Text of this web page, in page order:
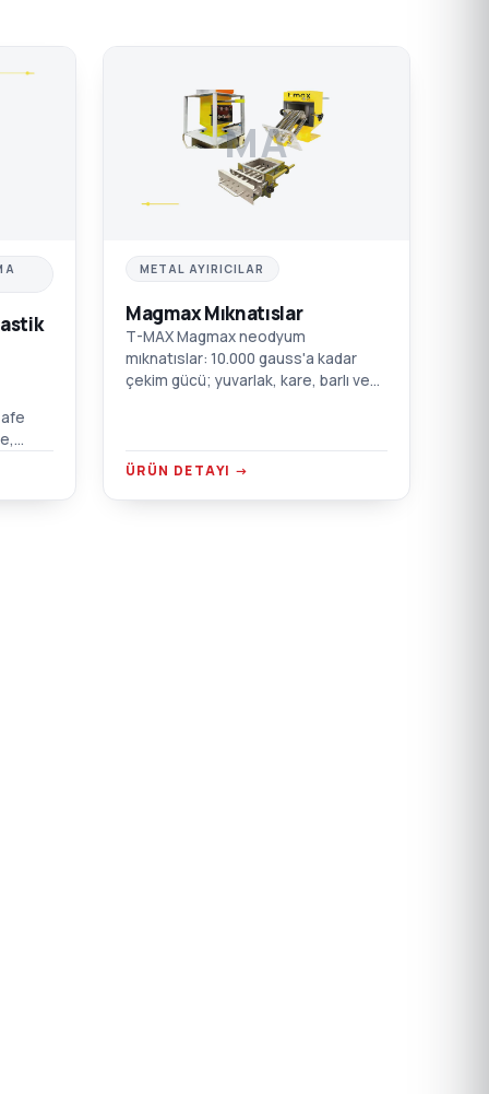
MA
METAL AYIRICILAR
Magmax Mıknatıslar
T-MAX Magmax neodyum
mıknatıslar: 10.000 gauss'a kadar
çekim gücü; yuvarlak, kare, barlı ve
film için.
ÜRÜN DETAYI →